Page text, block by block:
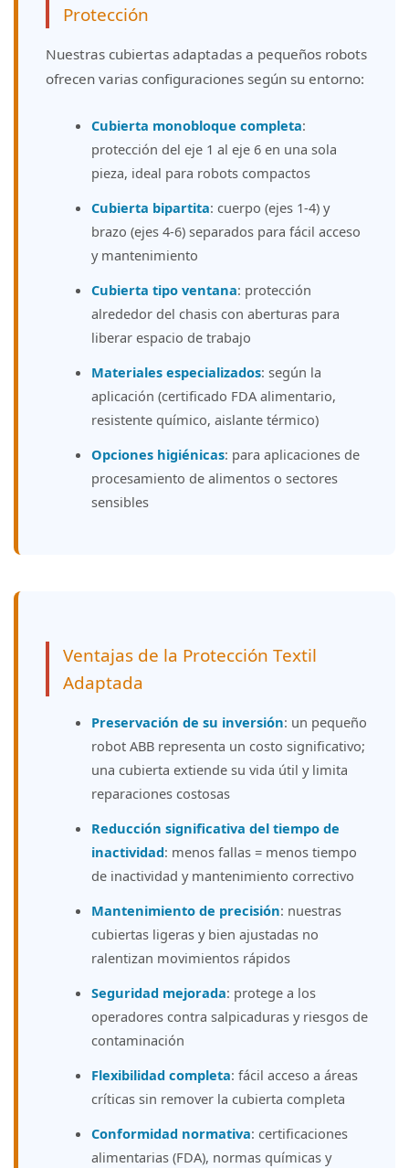
Protección
Nuestras cubiertas adaptadas a pequeños robots
ofrecen varias configuraciones según su entorno:
Cubierta monobloque completa:
protección del eje 1 al eje 6 en una sola
pieza, ideal para robots compactos
Cubierta bipartita: cuerpo (ejes 1-4) y
brazo (ejes 4-6) separados para fácil acceso
y mantenimiento
Cubierta tipo ventana: protección
alrededor del chasis con aberturas para
liberar espacio de trabajo
Materiales especializados: según la
aplicación (certificado FDA alimentario,
resistente químico, aislante térmico)
Opciones higiénicas: para aplicaciones de
procesamiento de alimentos o sectores
sensibles
Ventajas de la Protección Textil
Adaptada
Preservación de su inversión: un pequeño
robot ABB representa un costo significativo;
una cubierta extiende su vida útil y limita
reparaciones costosas
Reducción significativa del tiempo de
inactividad: menos fallas = menos tiempo
de inactividad y mantenimiento correctivo
Mantenimiento de precisión: nuestras
cubiertas ligeras y bien ajustadas no
ralentizan movimientos rápidos
Seguridad mejorada: protege a los
operadores contra salpicaduras y riesgos de
contaminación
Flexibilidad completa: fácil acceso a áreas
críticas sin remover la cubierta completa
Conformidad normativa: certificaciones
alimentarias (FDA), normas químicas y